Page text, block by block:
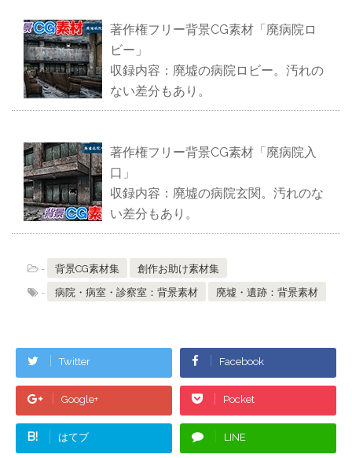
著作権フリー背景CG素材「廃病院ロ
ビー」
収録内容：廃墟の病院ロビー。汚れの
ない差分もあり。
著作権フリー背景CG素材「廃病院入
口」
収録内容：廃墟の病院玄関。汚れのな
い差分もあり。
- 背景CG素材集
創作お助け素材集
-
病院・病室・診察室：背景素材 廃墟・遺跡：背景素材
Twitter Facebook
Google+ Pocket
B! はてブ LINE